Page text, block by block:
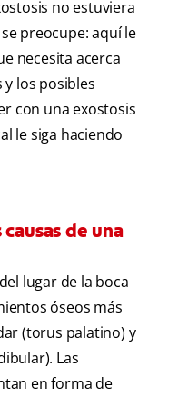
no estuviera
preocupe: aquí le
necesita acerca
y los posibles
con una exostosis
le siga haciendo
de una
lugar de la boca
óseos más
(torus palatino) y
Las
en forma de